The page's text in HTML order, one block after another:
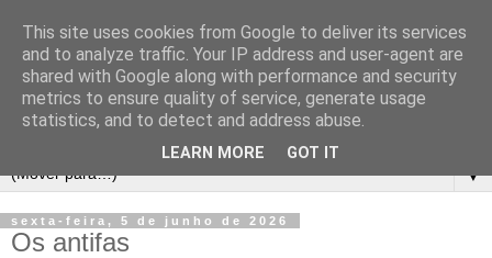
▼
sexta-feira, 5 de junho de 2026
Os antifas
This site uses cookies from Google to deliver its services
and to analyze traffic. Your IP address and user-agent are
shared with Google along with performance and security
metrics to ensure quality of service, generate usage
statistics, and to detect and address abuse.
LEARN MORE GOT IT